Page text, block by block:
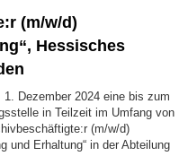
(m/w/d)
Hessisches
Dezember 2024 eine bis zum
in Teilzeit im Umfang von
(m/w/d)
und Erhaltung“ in der Abteilung